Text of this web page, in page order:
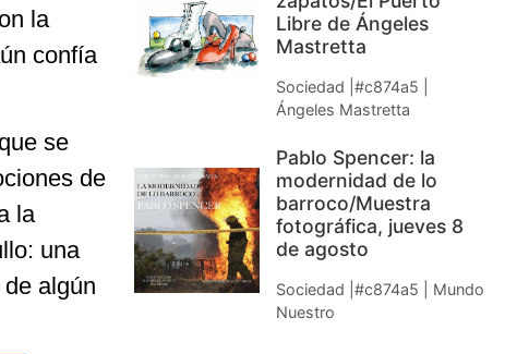
la
confía
se
de
la
una
algún
Libre de Ángeles
Mastretta
Sociedad |#c874a5 |
Ángeles Mastretta
Pablo Spencer: la
modernidad de lo
barroco/Muestra
fotográfica, jueves 8
de agosto
Sociedad |#c874a5 | Mundo
Nuestro